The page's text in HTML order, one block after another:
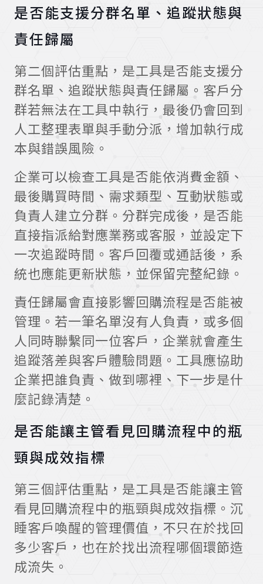
是否能支援分群名單、追蹤狀態與
責任歸屬
第二個評估重點，是工具是否能支援分
群名單、追蹤狀態與責任歸屬。客戶分
群若無法在工具中執行，最後仍會回到
人工整理表單與手動分派，增加執行成
本與錯誤風險。
企業可以檢查工具是否能依消費金額、
最後購買時間、需求類型、互動狀態或
負責人建立分群。分群完成後，是否能
直接指派給對應業務或客服，並設定下
一次追蹤時間。客戶回覆或通話後，系
統也應能更新狀態，並保留完整紀錄。
責任歸屬會直接影響回購流程是否能被
管理。若一筆名單沒有人負責，或多個
人同時聯繫同一位客戶，企業就會產生
追蹤落差與客戶體驗問題。工具應協助
企業把誰負責、做到哪裡、下一步是什
麼記錄清楚。
是否能讓主管看見回購流程中的瓶
頸與成效指標
第三個評估重點，是工具是否能讓主管
看見回購流程中的瓶頸與成效指標。沉
睡客戶喚醒的管理價值，不只在於找回
多少客戶，也在於找出流程哪個環節造
成流失。